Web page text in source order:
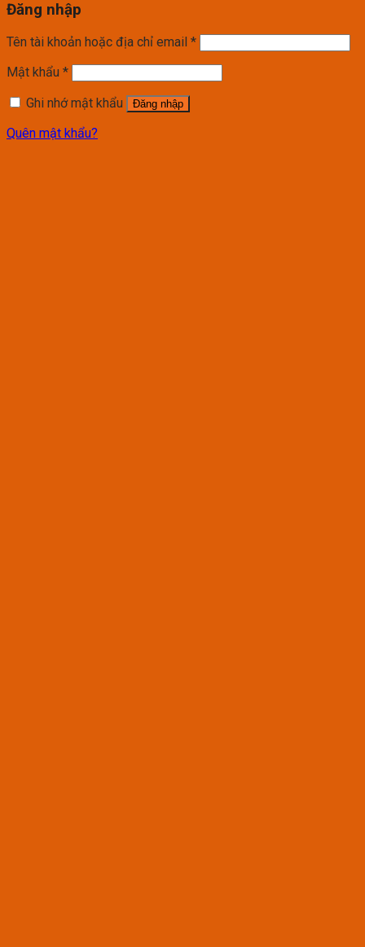
Đăng nhập
Tên tài khoản hoặc địa chỉ email *
Mật khẩu *
Ghi nhớ mật khẩu
Đăng nhập
Quên mật khẩu?